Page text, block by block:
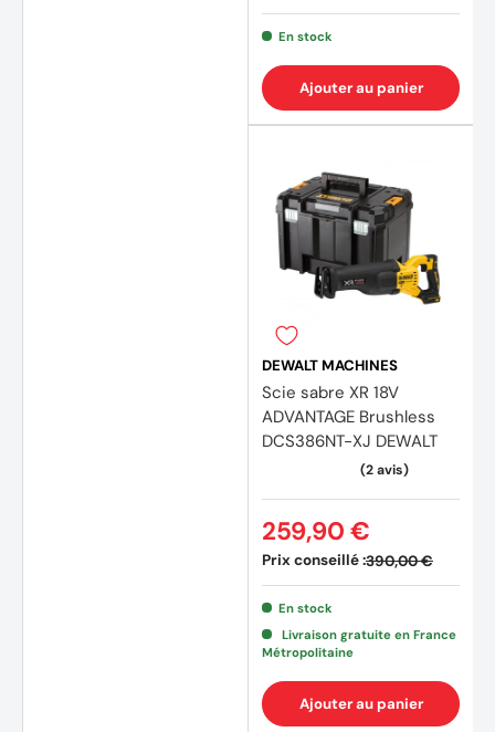
En stock
Ajouter au panier
DEWALT MACHINES
Scie sabre XR 18V
ADVANTAGE Brushless
DCS386NT-XJ DEWALT
Prix conseillé :390,00 €
259,90 €
En stock
Livraison gratuite en France
Métropolitaine
Ajouter au panier